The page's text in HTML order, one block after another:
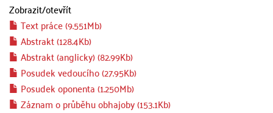
Zobrazit/otevřít
Text práce (9.551Mb)
Abstrakt (128.4Kb)
Abstrakt (anglicky) (82.99Kb)
Posudek vedoucího (27.95Kb)
Posudek oponenta (1.250Mb)
Záznam o průběhu obhajoby (153.1Kb)